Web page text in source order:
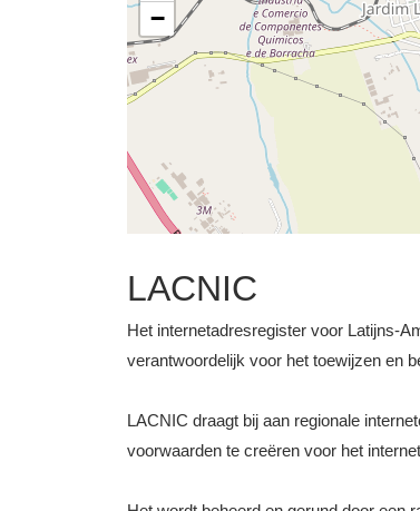
−
LACNIC
Het internetadresregister voor Latijns-
verantwoordelijk voor het toewijzen en
LACNIC draagt bij aan regionale
voorwaarden te creëren voor het